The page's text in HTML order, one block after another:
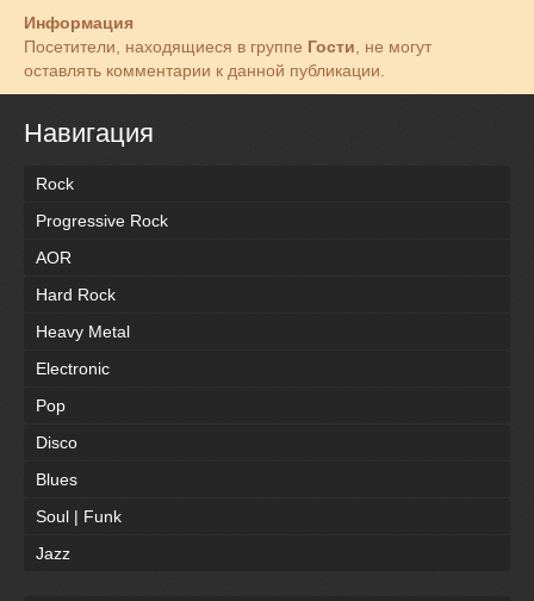
Информация
Посетители, находящиеся в группе Гости, не могут
оставлять комментарии к данной публикации.
Навигация
Rock
Progressive Rock
AOR
Hard Rock
Heavy Metal
Electronic
Pop
Disco
Blues
Soul | Funk
Jazz